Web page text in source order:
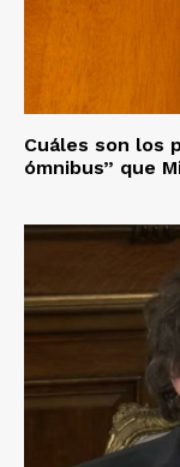
Cuáles son los
ómnibus” que